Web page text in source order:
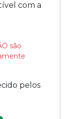
com a
são
pelos